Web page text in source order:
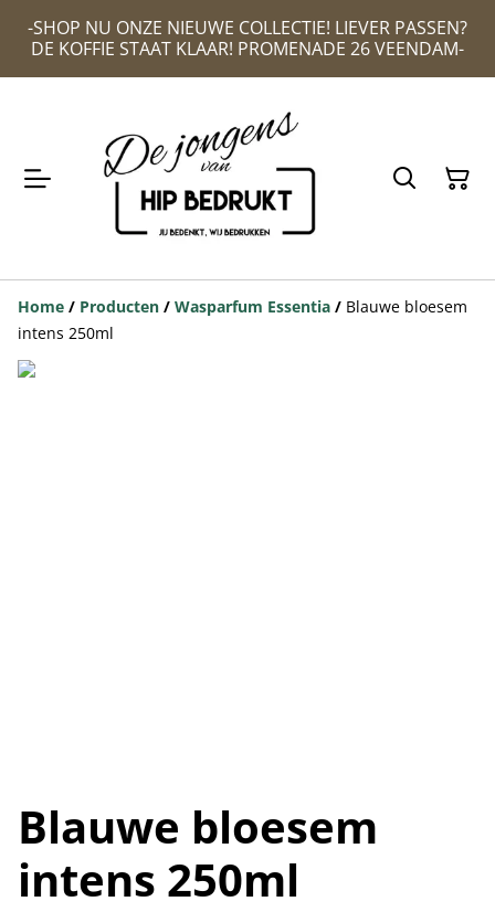
-SHOP NU ONZE NIEUWE COLLECTIE! LIEVER PASSEN?
DE KOFFIE STAAT KLAAR! PROMENADE 26 VEENDAM-
Home / Producten / Wasparfum Essentia / Blauwe bloesem
intens 250ml
Blauwe bloesem
intens 250ml